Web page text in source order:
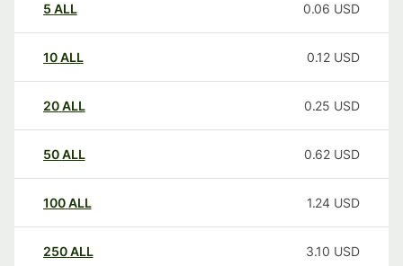
5 ALL 0.06 USD
10ALL 0.12 USD
20ALL 0.25 USD
50ALL 0.62 USD
100ALL 1.24 USD
250ALL 3.10 USD